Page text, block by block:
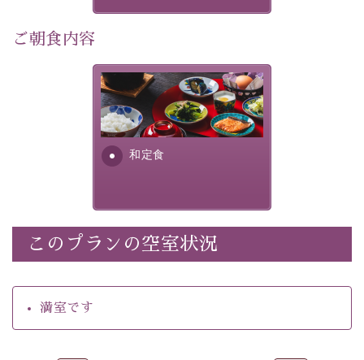
・諏訪大社4社を巡る無料参拝バス（事前予約制）
・館内着をご用意
・就寝用パジャマをご用意
・環境に配慮したアメニティをご用意
・館内フリーWi-Fi
・チェックイン15時、チェックアウト10時
いう昔の暦による料理表現）
・朝食はこだわりの味噌汁をはじめとした和定食
【温泉】
ご朝食内容
和定食
さっぱりとした和食膳に使わ
れる食材は、諏訪の名産品を
ふんだんに取り入れ、安心・
安全を心掛けた長野県産...
このプランの空室状況
満室です